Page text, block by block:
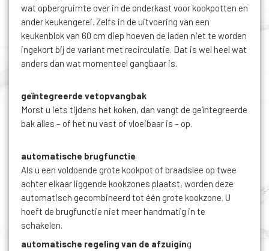
wat opbergruimte over in de onderkast voor kookpotten en
ander keukengerei. Zelfs in de uitvoering van een
keukenblok van 60 cm diep hoeven de laden niet te worden
ingekort bij de variant met recirculatie. Dat is wel heel wat
anders dan wat momenteel gangbaar is.
geïntegreerde vetopvangbak
Morst u iets tijdens het koken, dan vangt de geïntegreerde
bak alles – of het nu vast of vloeibaar is – op.
automatische brugfunctie
Als u een voldoende grote kookpot of braadslee op twee
achter elkaar liggende kookzones plaatst, worden deze
automatisch gecombineerd tot één grote kookzone. U
hoeft de brugfunctie niet meer handmatig in te
schakelen.
automatische regeling van de afzuiging